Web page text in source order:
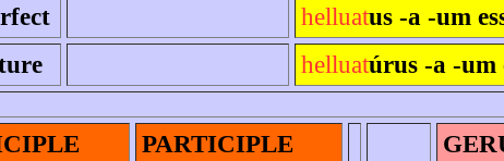
helluatus -a -um
helluatúrus -a -um
PARTICIPLE